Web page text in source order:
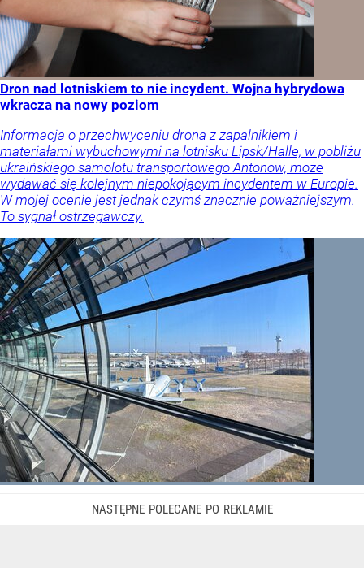
Dron nad lotniskiem to nie incydent. Wojna hybrydowa
wkracza na nowy poziom
Informacja o przechwyceniu drona z zapalnikiem i
materiałami wybuchowymi na lotnisku Lipsk/Halle, w pobliżu
ukraińskiego samolotu transportowego Antonow, może
wydawać się kolejnym niepokojącym incydentem w Europie.
W mojej ocenie jest jednak czymś znacznie poważniejszym.
To sygnał ostrzegawczy.